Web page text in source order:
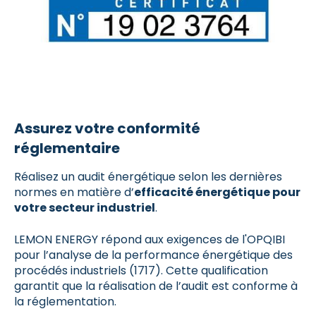
Assurez votre conformité
réglementaire
Réalisez un audit énergétique selon les dernières
normes en matière d’efficacité énergétique pour
votre secteur industriel.
LEMON ENERGY répond aux exigences de l'OPQIBI
pour l’analyse de la performance énergétique des
procédés industriels (1717). Cette qualification
garantit que la réalisation de l’audit est conforme à
la réglementation.